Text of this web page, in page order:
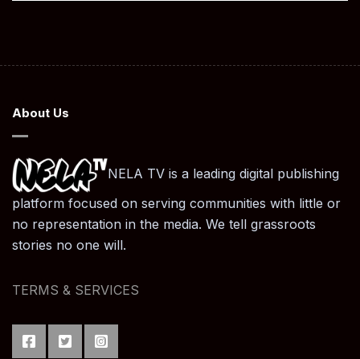
About Us
NELA TV is a leading digital publishing
platform focused on serving communities with little or
no representation in the media. We tell grassroots
stories no one will.
TERMS & SERVICES